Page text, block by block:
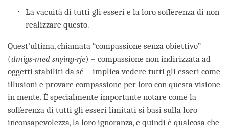
La vacuità di tutti gli esseri e la loro sofferenza di non
realizzare questo.
Quest’ultima, chiamata “compassione senza obiettivo”
(dmigs-med snying-rje) – compassione non indirizzata ad
oggetti stabiliti da sé – implica vedere tutti gli esseri come
illusioni e provare compassione per loro con questa visione
in mente. È specialmente importante notare come la
sofferenza di tutti gli esseri limitati si basi sulla loro
inconsapevolezza, la loro ignoranza, e quindi è qualcosa che